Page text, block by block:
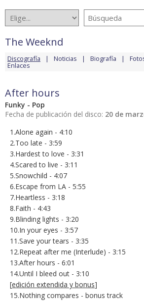
The Weeknd
Discografía Noticias Biografía
Enlaces
After hours
Funky - Pop
Fecha de publicación del disco: 20 de
1.Alone again - 4:10
2.Too late - 3:59
3.Hardest to love - 3:31
4.Scared to live - 3:11
5.Snowchild - 4:07
6.Escape from LA - 5:55
7.Heartless - 3:18
8.Faith - 4:43
9.Blinding lights - 3:20
10.In your eyes - 3:57
11.Save your tears - 3:35
12.Repeat after me (Interlude) - 3:15
13.After hours - 6:01
14.Until I bleed out - 3:10
[edición extendida y bonus]
15.Nothing compares - bonus track